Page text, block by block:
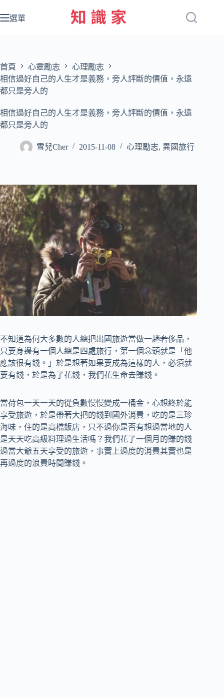
至
容
選單
首頁 心靈勵志
心理勵志
相信過好自己的人生才是義務，旁人評斷的價值，永遠
都只是旁人的
相信過好自己的人生才是義務，旁人評斷的價值，永遠
都只是旁人的
雪兒Cher 2015-11-08 心理勵志, 異國旅行
不知道為何大多數的人總把出國旅遊當做一趟奢侈品，
只要身邊有一個人總是四處旅行，第一個念頭就是「他
應該很有錢。」於是想著如果要成為這樣的人，必須就
要有錢，於是為了花錢，我們花生命去賺錢。
當荷包一天一天的從負數慢慢變成一桶金，心想終於能
享受旅遊，於是帶著大把的錢到國外消費，吃的是三珍
海味，住的是高檔飯店，只不過你是否有想過當地的人
是天天吃高級料理過生活嗎？我們花了一個月的賺的錢
過當大爺五天享受的旅遊，事實上過度的消費其實也是
再過度的浪費時間賺錢。